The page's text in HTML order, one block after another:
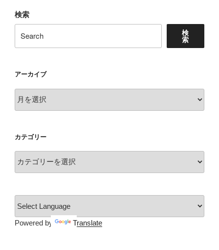
検索
検
索
アーカイブ
ー
ブ
カテゴリー
テ
ー
Powered by Translate